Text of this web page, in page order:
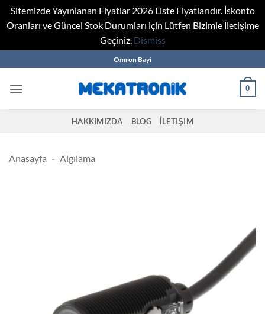
Sitemizde Yayınlanan Fiyatlar 2026 Liste Fiyatlarıdır. İskonto
Oranları ve Güncel Stok Durumları için Lütfen Bizimle İletişime
Geçiniz. Dismiss
to
content
Omron Bayi
0
HAKKIMIZDA BLOG İLETIŞIM
Anasayfa - Algılama